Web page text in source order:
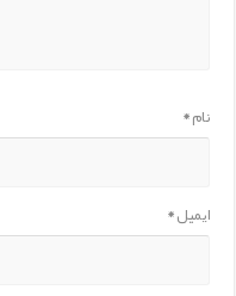
نام*
ایمیل*